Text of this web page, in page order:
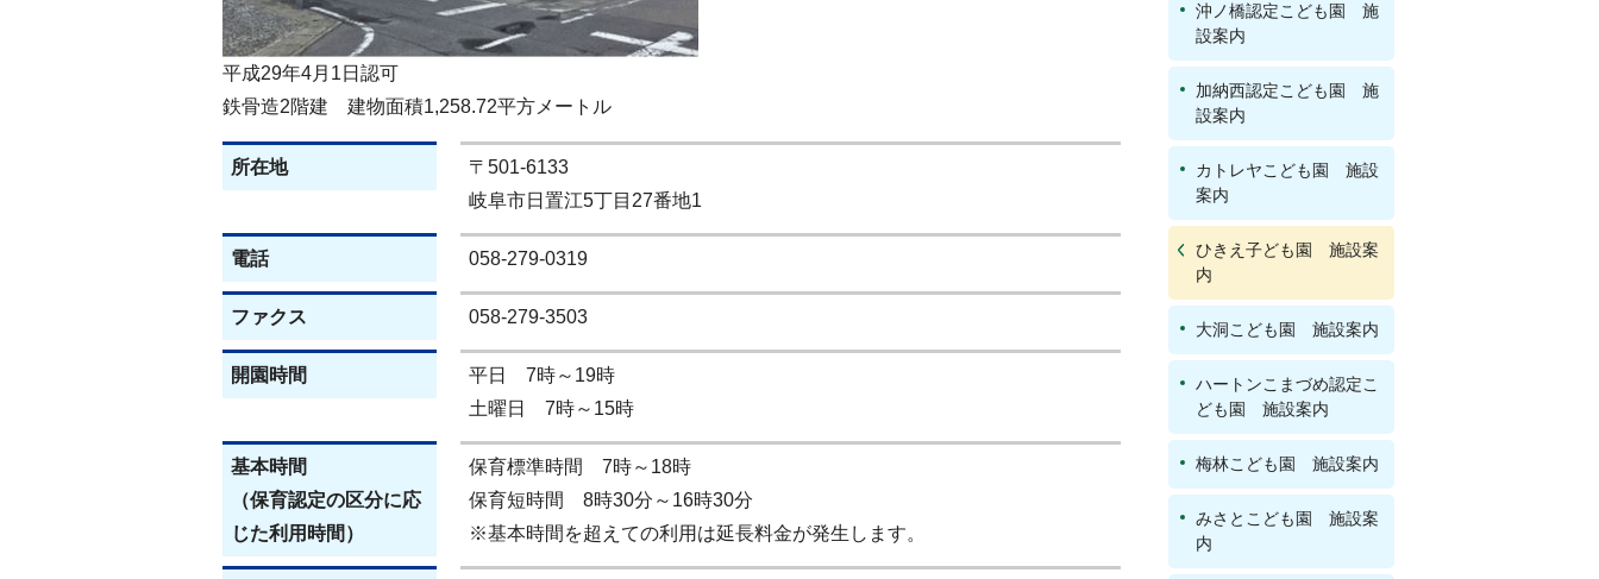
平成29年4月1日認可
鉄骨造2階建 建物面積1,258.72平方メートル
所在地
〒501-6133
岐阜市日置江5丁目27番地1
電話 058-279-0319
ファクス 058-279-3503
開園時間
平日 7時～19時
土曜日 7時～15時
基本時間
（保育認定の区分に応
じた利用時間）
保育標準時間 7時～18時
保育短時間 8時30分～16時30分
※基本時間を超えての利用は延長料金が発生します。
沖ノ橋認定こども園 施
設案内
加納西認定こども園 施
設案内
カトレヤこども園 施設
案内
ひきえ子ども園 施設案
内
大洞こども園 施設案内
ハートンこまづめ認定こ
ども園 施設案内
梅林こども園 施設案内
みさとこども園 施設案
内